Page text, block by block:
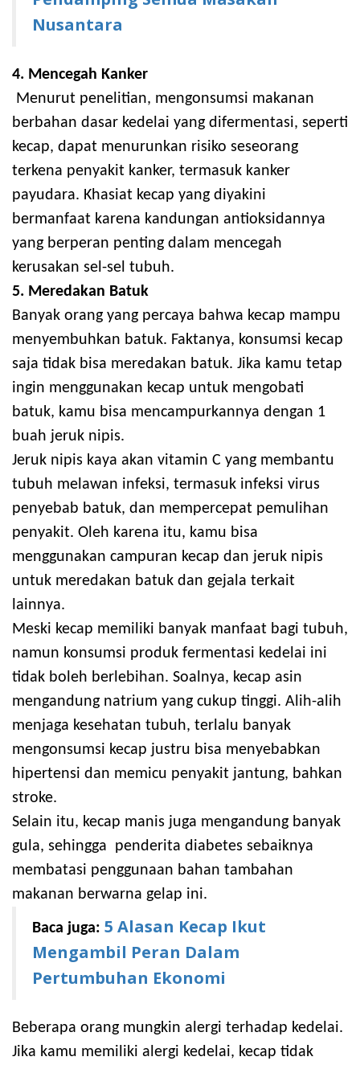
Nusantara
4. Mencegah Kanker
Menurut penelitian, mengonsumsi makanan
berbahan dasar kedelai yang difermentasi, seperti
kecap, dapat menurunkan risiko seseorang
terkena penyakit kanker, termasuk kanker
payudara. Khasiat kecap yang diyakini
bermanfaat karena kandungan antioksidannya
yang berperan penting dalam mencegah
kerusakan sel-sel tubuh.
5. Meredakan Batuk
Banyak orang yang percaya bahwa kecap mampu
menyembuhkan batuk. Faktanya, konsumsi kecap
saja tidak bisa meredakan batuk. Jika kamu tetap
ingin menggunakan kecap untuk mengobati
batuk, kamu bisa mencampurkannya dengan 1
buah jeruk nipis.
Jeruk nipis kaya akan vitamin C yang membantu
tubuh melawan infeksi, termasuk infeksi virus
penyebab batuk, dan mempercepat pemulihan
penyakit. Oleh karena itu, kamu bisa
menggunakan campuran kecap dan jeruk nipis
untuk meredakan batuk dan gejala terkait
lainnya.
Meski kecap memiliki banyak manfaat bagi tubuh,
namun konsumsi produk fermentasi kedelai ini
tidak boleh berlebihan. Soalnya, kecap asin
mengandung natrium yang cukup tinggi. Alih-alih
menjaga kesehatan tubuh, terlalu banyak
mengonsumsi kecap justru bisa menyebabkan
hipertensi dan memicu penyakit jantung, bahkan
stroke.
Selain itu, kecap manis juga mengandung banyak
gula, sehingga penderita diabetes sebaiknya
membatasi penggunaan bahan tambahan
makanan berwarna gelap ini.
Baca juga: 5 Alasan Kecap Ikut
Mengambil Peran Dalam
Pertumbuhan Ekonomi
Beberapa orang mungkin alergi terhadap kedelai.
Jika kamu memiliki alergi kedelai, kecap tidak